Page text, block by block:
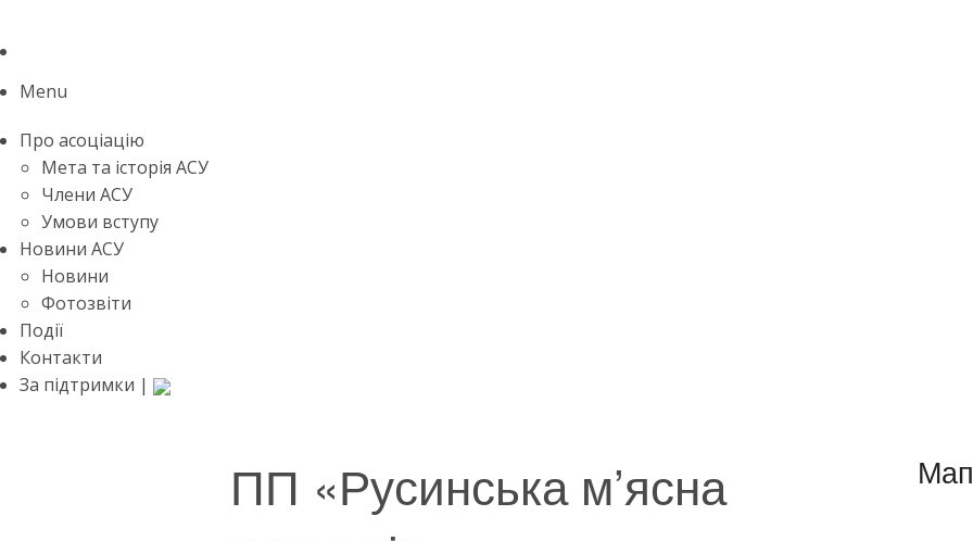
Menu
Про асоціацію
Мета та історія АСУ
Члени АСУ
Умови вступу
Новини АСУ
Новини
Фотозвіти
Події
Контакти
За підтримки |
ПП «Русинська м’ясна